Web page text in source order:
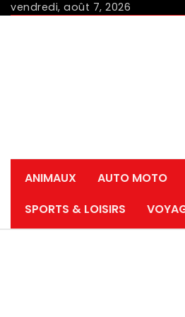
Skipvendredi, août 7, 2026
ANIMAUX
AUTO MOTO
SPORTS & LOISIRS